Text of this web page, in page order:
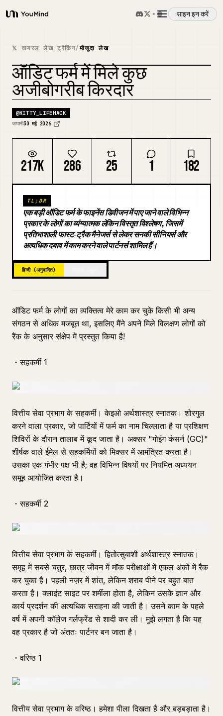
YouMind
साइन इन करें
अवलोकन
उपयोग के मामले
कौशल
प्रॉम्प्ट
मूल्य निर्धारण
डाउनलोड
ब्लॉग
अपडेट
𝕏 वायरल लेख ट्रैकिंग/मौजूदा लेख
ऑडिट फर्म में मिले कुछ
अजीबोगरीब किरदार
@KITTY_LIFEHACK
जापानी30 मई 2026
217K 286 25 1 182
TL;DR
एक बड़ी ऑडिट फर्म के फाइनेंस डिवीजन में पाए जाने वाले विभिन्न
प्रकार के लोगों का व्यंग्यात्मक लेकिन विस्तृत विश्लेषण, जिसमें
प्रतिभाशाली फास्ट-ट्रैक मैनेजर्स से लेकर सनकी सीनियर्स और
अत्यधिक दबाव में काम करने वाले पार्टनर्स शामिल हैं।
हिन्दी (अनुवादित)
ऑडिट फर्म के लोगों का व्यक्तित्व मेरे काम कर चुके किसी भी अन्य
संगठन से अधिक मजबूत था, इसलिए मैंने अपने मिले विलक्षण लोगों को
रैंक के अनुसार संक्षेप में प्रस्तुत किया है!
・सहकर्मी 1
वित्तीय सेवा प्रभाग के सहकर्मी। केइओ अर्थशास्त्र स्नातक। शोरगुल
करने वाला प्रकार, जो पार्टियों में फर्म का नाम चिल्लाता है या प्रशिक्षण
शिविरों के दौरान तालाब में कूद जाता है। अक्सर "गोइंग कंसर्न (GC)"
शीर्षक वाले ईमेल से सहकर्मियों को मिक्सर में आमंत्रित करता है।
उसका एक गंभीर पक्ष भी है; वह विभिन्न विषयों पर नियमित अध्ययन
समूह आयोजित करता है।
・सहकर्मी 2
वित्तीय सेवा प्रभाग के सहकर्मी। हितोत्सुबाशी अर्थशास्त्र स्नातक।
समूह में सबसे चतुर, छात्र जीवन में मॉक परीक्षाओं में एकल अंकों में रैंक
कर चुका है। पहली नज़र में शांत, लेकिन शराब पीने पर बहुत बात
करता है। क्लाइंट साइट पर शर्मीला होता है, लेकिन उसके ज्ञान और
कार्य प्रदर्शन की अत्यधिक सराहना की जाती है। उसने काम के पहले
वर्ष में अपनी कॉलेज गर्लफ्रेंड से शादी कर ली। मुझे लगता है कि यह
वह प्रकार है जो अंततः पार्टनर बन जाता है।
・वरिष्ठ 1
वित्तीय सेवा प्रभाग के वरिष्ठ। हमेशा पीला दिखता है और बड़बड़ाता है।